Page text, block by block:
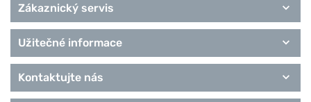
Zákaznický servis
Užitečné informace
Kontaktujte nás